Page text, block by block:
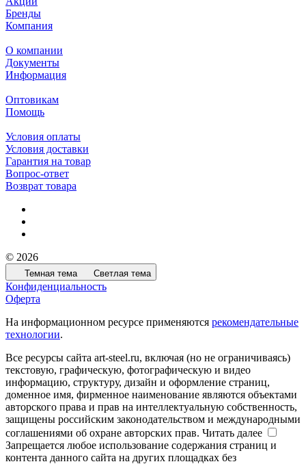
Бренды
Компания
О компании
Документы
Информация
Оптовикам
Помощь
Условия оплаты
Условия доставки
Гарантия на товар
Вопрос-ответ
Возврат товара
© 2026
Темная тема Светлая тема
Конфиденциальность
Оферта
На информационном ресурсе применяются рекомендательные
технологии.
Все ресурсы сайта art-steel.ru, включая (но не ограничиваясь)
текстовую, графическую, фотографическую и видео
информацию, структуру, дизайн и оформление страниц,
доменное имя, фирменное наименование являются объектами
авторского права и прав на интеллектуальную собственность,
защищены российским законодательством и международными
соглашениями об охране авторских прав. Читать далее
Запрещается любое использование содержания страниц и
контента данного сайта на других площадках без